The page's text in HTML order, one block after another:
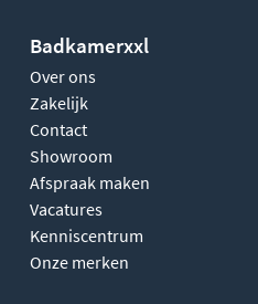
Badkamerxxl
Over ons
Zakelijk
Contact
Showroom
Afspraak maken
Vacatures
Kenniscentrum
Onze merken